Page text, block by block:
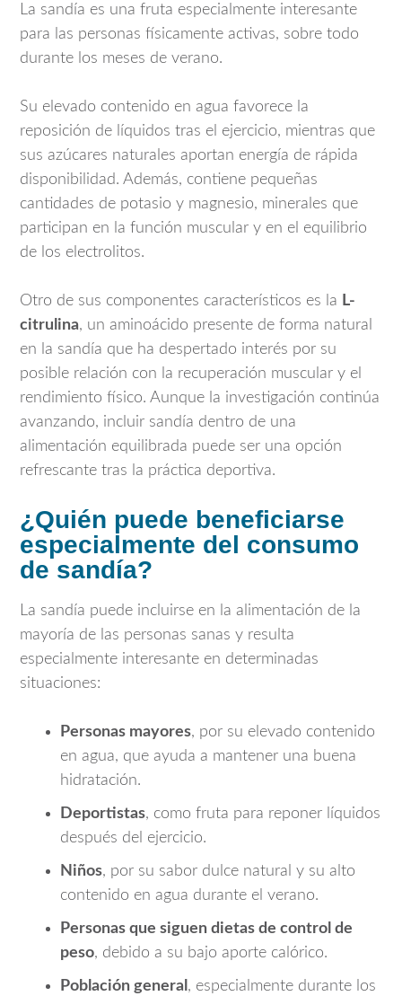
La sandía es una fruta especialmente interesante
para las personas físicamente activas, sobre todo
durante los meses de verano.
Su elevado contenido en agua favorece la
reposición de líquidos tras el ejercicio, mientras que
sus azúcares naturales aportan energía de rápida
disponibilidad. Además, contiene pequeñas
cantidades de potasio y magnesio, minerales que
participan en la función muscular y en el equilibrio
de los electrolitos.
Otro de sus componentes característicos es la L-
citrulina, un aminoácido presente de forma natural
en la sandía que ha despertado interés por su
posible relación con la recuperación muscular y el
rendimiento físico. Aunque la investigación continúa
avanzando, incluir sandía dentro de una
alimentación equilibrada puede ser una opción
refrescante tras la práctica deportiva.
¿Quién puede beneficiarse
especialmente del consumo
de sandía?
La sandía puede incluirse en la alimentación de la
mayoría de las personas sanas y resulta
especialmente interesante en determinadas
situaciones:
Personas mayores, por su elevado contenido
en agua, que ayuda a mantener una buena
hidratación.
Deportistas, como fruta para reponer líquidos
después del ejercicio.
Niños, por su sabor dulce natural y su alto
contenido en agua durante el verano.
Personas que siguen dietas de control de
peso, debido a su bajo aporte calórico.
Población general , especialmente durante los